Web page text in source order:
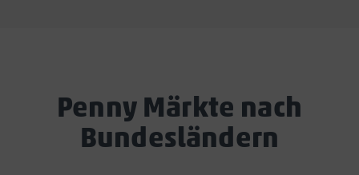
Penny Märkte nach
Bundesländern